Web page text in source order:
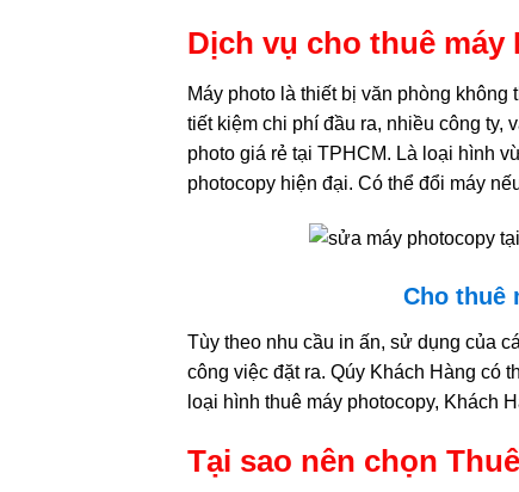
Dịch vụ cho thuê
Máy photo là thiết bị văn phòng
tiết kiệm chi phí đầu ra, nhiều công
photo giá rẻ tại TPHCM. Là loại hình
photocopy hiện đại. Có thể đổi máy
Cho thuê
Tùy theo nhu cầu in ấn, sử dụng của
công việc đặt ra. Qúy Khách Hàng có
loại hình thuê máy photocopy, Khách
Tại sao nên chọn